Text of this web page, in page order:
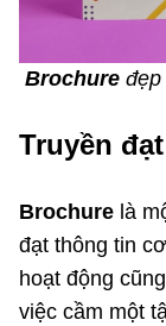
Brochure
Truyền
Brochure là
đạt thông tin
hoạt động
việc cầm một